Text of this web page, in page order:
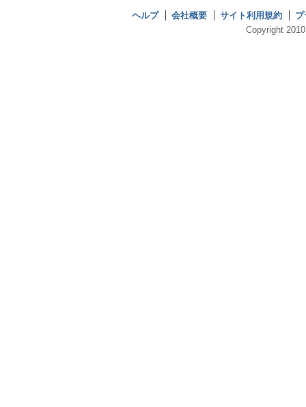
ヘルプ 会社概要 サイト利用規約
Copyright